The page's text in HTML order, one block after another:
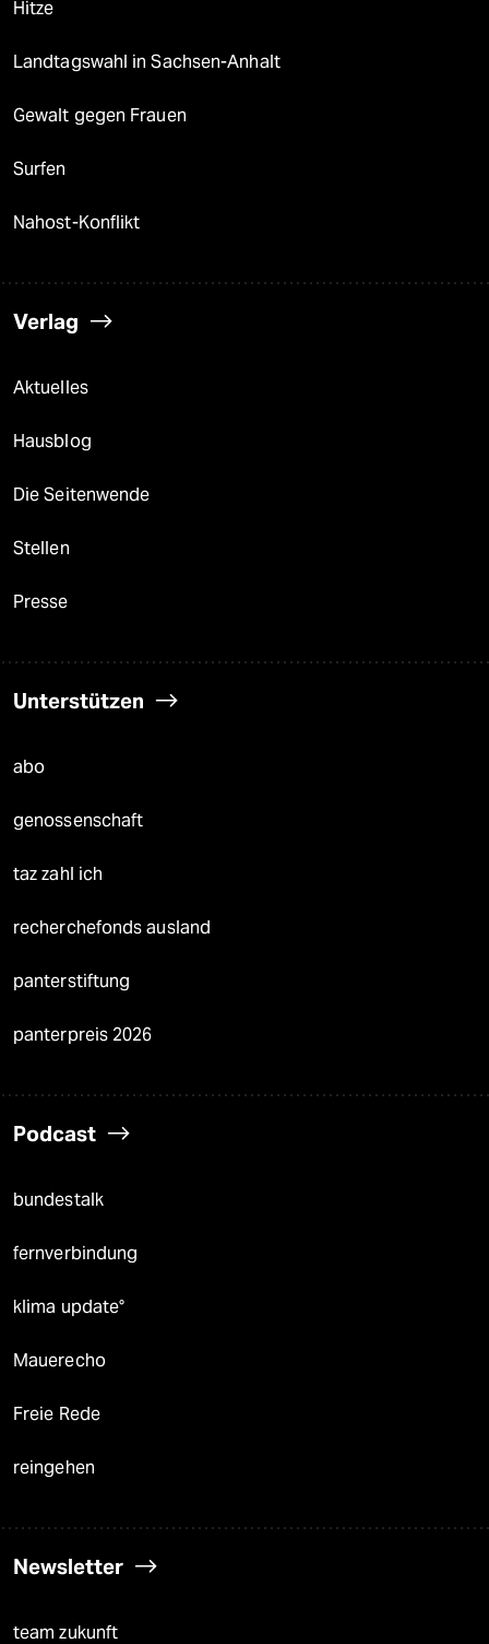
Hitze
Landtagswahl in Sachsen-Anhalt
Gewalt gegen Frauen
Surfen
Nahost-Konflikt
Verlag
Aktuelles
Hausblog
Die Seitenwende
Stellen
Presse
Unterstützen
abo
genossenschaft
taz zahl ich
recherchefonds ausland
panterstiftung
panterpreis 2026
Podcast
bundestalk
fernverbindung
klima update°
Mauerecho
Freie Rede
reingehen
Newsletter
team zukunft